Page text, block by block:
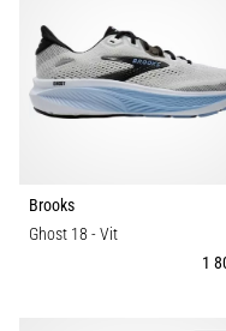
Brooks
Ghost 18 - Vit
1